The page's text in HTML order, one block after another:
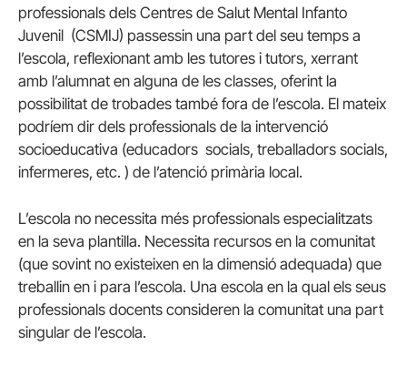
professionals dels Centres de Salut Mental Infanto
Juvenil (CSMIJ) passessin una part del seu temps a
l’escola, reflexionant amb les tutores i tutors, xerrant
amb l’alumnat en alguna de les classes, oferint la
possibilitat de trobades també fora de l’escola. El mateix
podríem dir dels professionals de la intervenció
socioeducativa (educadors socials, treballadors socials,
infermeres, etc. ) de l’atenció primària local.
L’escola no necessita més professionals especialitzats
en la seva plantilla. Necessita recursos en la comunitat
(que sovint no existeixen en la dimensió adequada) que
treballin en i para l’escola. Una escola en la qual els seus
professionals docents consideren la comunitat una part
singular de l’escola.